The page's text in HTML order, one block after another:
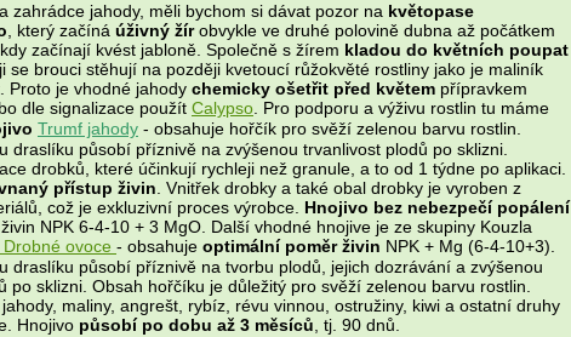
zahrádce jahody, měli bychom si dávat pozor na květopase
, který začíná úživný žírobvykle ve druhé polovině dubna až počátkem
začínají kvést jabloně. Společně s žírem kladou do květních poupat
se brouci stěhují na později kvetoucí růžokvěté rostliny jako je maliník
Proto je vhodné jahody chemicky ošetřit před květem přípravkem
dle signalizace použít Calypso . Pro podporu a výživu rostlin tu máme
Trumf jahody - obsahuje hořčík pro svěží zelenou barvu rostlin.
draslíku působí příznivě na zvýšenou trvanlivost plodů po sklizni.
drobků, které účinkují rychleji než granule, a to od 1 týdne po aplikaci.
přístup živin . Vnitřek drobky a také obal drobky je vyroben z
což je exkluzivní proces výrobce. Hnojivo bez nebezpečí popálení
živin NPK 6-4-10 + 3 MgO. Další vhodné hnojive je ze skupiny Kouzla
Drobné ovoce - obsahuje optimální poměr živin NPK + Mg (6-4-10+3).
draslíku působí příznivě na tvorbu plodů, jejich dozrávání a zvýšenou
po sklizni. Obsah hořčíku je důležitý pro svěží zelenou barvu rostlin.
maliny, angrešt, rybíz, révu vinnou, ostružiny, kiwi a ostatní druhy
Hnojivo působí po dobu až 3 měsíců , tj. 90 dnů.